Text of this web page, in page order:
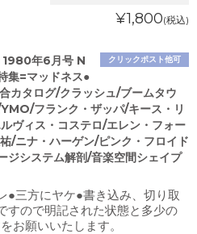
¥1,800(税込)
クリックポスト他可
年6月号 N
集=マッドネス●
カタログ/クラッシュ/ブームタウ
フランク・ザッパ/キース・リ
ヴィス・コステロ/エレン・フォー
/ニナ・ハーゲン/ピンク・フロイド
ジシステム解剖/音楽空間シェイプ
●三方にヤケ●書き込み、切り取
すので明記された状態と多少の
お願いいたします。